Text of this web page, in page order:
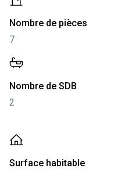
Nombre de pièces
7
Nombre de SDB
2
Surface habitable-